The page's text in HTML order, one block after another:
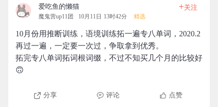
爱吃鱼的懒猫
魔鬼营up11团 10月11日 13时42分 精选
+关注
10月份用推断训练，语境训练拓一遍专八单词，2020.2
再过一遍，一定要一次过，争取拿到优秀。
拓完专八单词拓词根词缀，不过不知买几个月的比较好
🙃
分享 评论 点赞